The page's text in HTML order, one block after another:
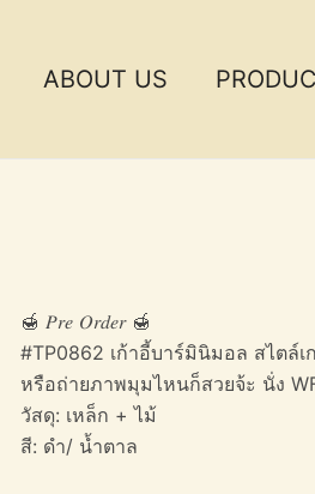
ABOUT US
🍯 𝑃𝑟𝑒 𝑂𝑟𝑑𝑒𝑟 🍯
#TP0862 เก้าอี้บาร์มินิมอล สไตล์
หรือถ่ายภาพมุมไหนก็สวยจ้ะ นั่ง
วัสดุ: เหล็ก + ไม้
สี: ดำ/ น้ำตาล